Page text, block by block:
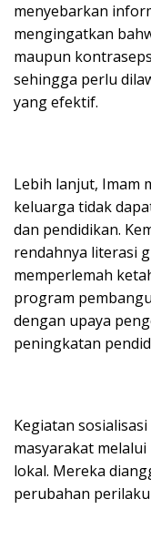
menyebarkan
mengingatkan
maupun
sehingga perlu
yang efektif.
Lebih lanjut, Imam
keluarga tidak
dan pendidikan.
rendahnya literasi
memperlemah
program
dengan upaya
peningkatan
Kegiatan
masyarakat
lokal. Mereka
perubahan